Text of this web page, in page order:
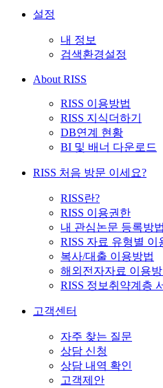
설정
내 정보
검색환경설정
About RISS
RISS 이용방법
RISS 지식더하기
DB연계 현황
BI 및 배너 다운로드
RISS 처음 방문 이세요?
RISS란?
RISS 이용권한
내 관심논문 등록방법
RISS 자료 유형별 이
복사/대출 이용방법
해외전자자료 이용
RISS 정보취약계층
고객센터
자주 찾는 질문
상담 신청
상담 내역 확인
고객제안